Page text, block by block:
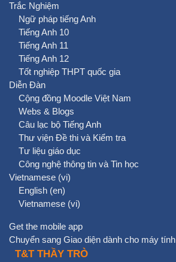
Trắc Nghiệm
Ngữ pháp tiếng Anh
Tiếng Anh 10
Tiếng Anh 11
Tiếng Anh 12
Tốt nghiệp THPT quốc gia
Diễn Đàn
Cộng đồng Moodle Việt Nam
Webs & Blogs
Câu lạc bộ Tiếng Anh
Thư viện Đề thi và Kiểm tra
Tư liệu giáo dục
Công nghệ thông tin và Tin học
Vietnamese ‎(vi)‎
English ‎(en)‎
Vietnamese ‎(vi)‎
Get the mobile app
Chuyển sang Giao diện dành cho máy tính
T&T THẦY TRÒ